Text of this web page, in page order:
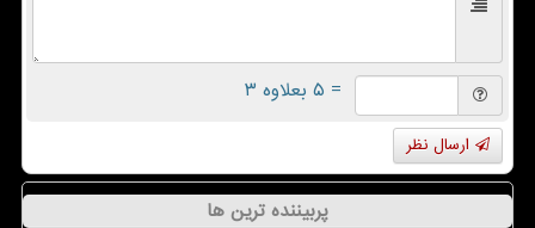
= ۵ بعلاوه ۳
ارسال نظر
پربیننده ترین ها